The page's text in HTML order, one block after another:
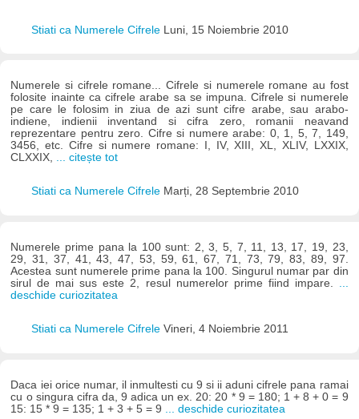
Stiati ca Numerele Cifrele Luni, 15 Noiembrie 2010
Numerele si cifrele romane... Cifrele si numerele romane au fost
folosite inainte ca cifrele arabe sa se impuna. Cifrele si numerele
pe care le folosim in ziua de azi sunt cifre arabe, sau arabo-
indiene, indienii inventand si cifra zero, romanii neavand
reprezentare pentru zero. Cifre si numere arabe: 0, 1, 5, 7, 149,
3456, etc. Cifre si numere romane: I, IV, XIII, XL, XLIV, LXXIX,
CLXXIX, ... citește tot
Stiati ca Numerele Cifrele Marți, 28 Septembrie 2010
Numerele prime pana la 100 sunt: 2, 3, 5, 7, 11, 13, 17, 19, 23,
29, 31, 37, 41, 43, 47, 53, 59, 61, 67, 71, 73, 79, 83, 89, 97.
Acestea sunt numerele prime pana la 100. Singurul numar par din
sirul de mai sus este 2, resul numerelor prime fiind impare. ...
deschide curiozitatea
Stiati ca Numerele Cifrele Vineri, 4 Noiembrie 2011
Daca iei orice numar, il inmultesti cu 9 si ii aduni cifrele pana ramai
cu o singura cifra da, 9 adica un ex. 20: 20 * 9 = 180; 1 + 8 + 0 = 9
15: 15 * 9 = 135; 1 + 3 + 5 = 9
... deschide curiozitatea